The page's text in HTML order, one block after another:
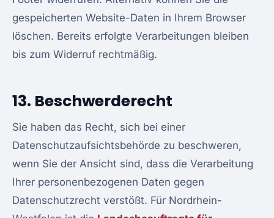
gespeicherten Website-Daten in Ihrem Browser
löschen. Bereits erfolgte Verarbeitungen bleiben
bis zum Widerruf rechtmäßig.
13. Beschwerderecht
Sie haben das Recht, sich bei einer
Datenschutzaufsichtsbehörde zu beschweren,
wenn Sie der Ansicht sind, dass die Verarbeitung
Ihrer personenbezogenen Daten gegen
Datenschutzrecht verstößt. Für Nordrhein-